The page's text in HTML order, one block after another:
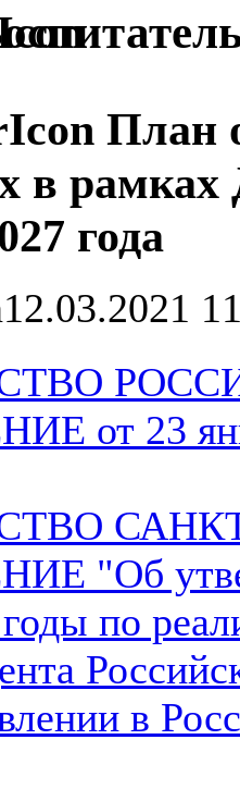
План
в рамках
года
12.03.2021
от 23
"Об
по
в